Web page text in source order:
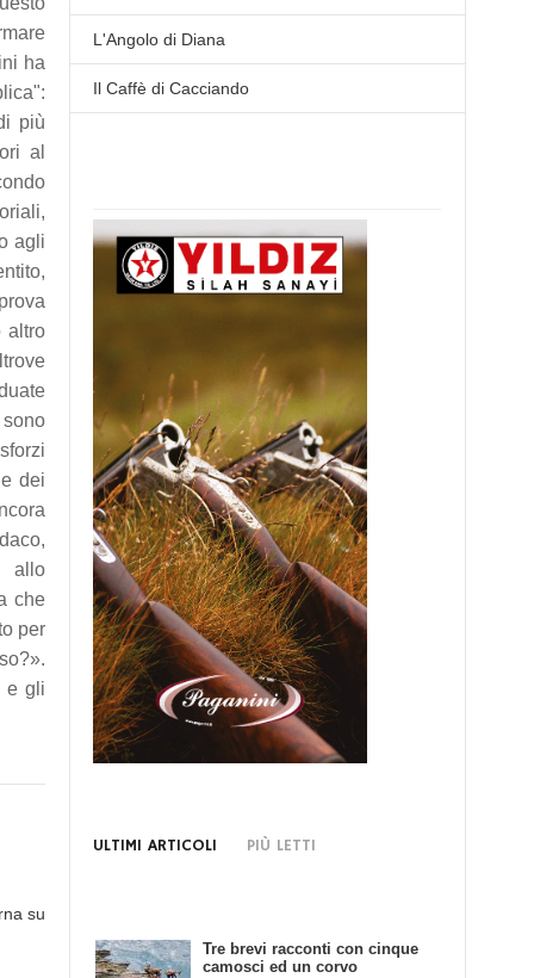
ha
più
al
agli
altro
sono
dei
allo
che
per
e gli
su
L'Angolo di Diana
Il Caffè di Cacciando
ULTIMI ARTICOLI PIÙ LETTI
Tre brevi racconti con cinque
camosci ed un corvo
Bando di Concorso: Scrivendo
e Cacciando